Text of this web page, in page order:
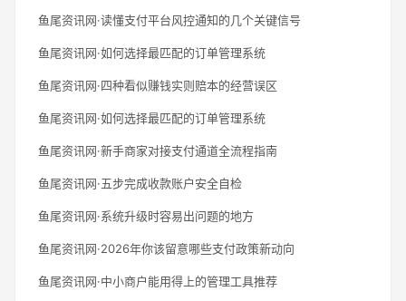
鱼尾资讯网·读懂支付平台风控通知的几个关键信号
鱼尾资讯网·如何选择最匹配的订单管理系统
鱼尾资讯网·四种看似赚钱实则赔本的经营误区
鱼尾资讯网·如何选择最匹配的订单管理系统
鱼尾资讯网·新手商家对接支付通道全流程指南
鱼尾资讯网·五步完成收款账户安全自检
鱼尾资讯网·系统升级时容易出问题的地方
鱼尾资讯网·2026年你该留意哪些支付政策新动向
鱼尾资讯网·中小商户能用得上的管理工具推荐